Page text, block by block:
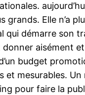
Elle n’a
démarre son
aisément
budget
mesurables.
pour faire la